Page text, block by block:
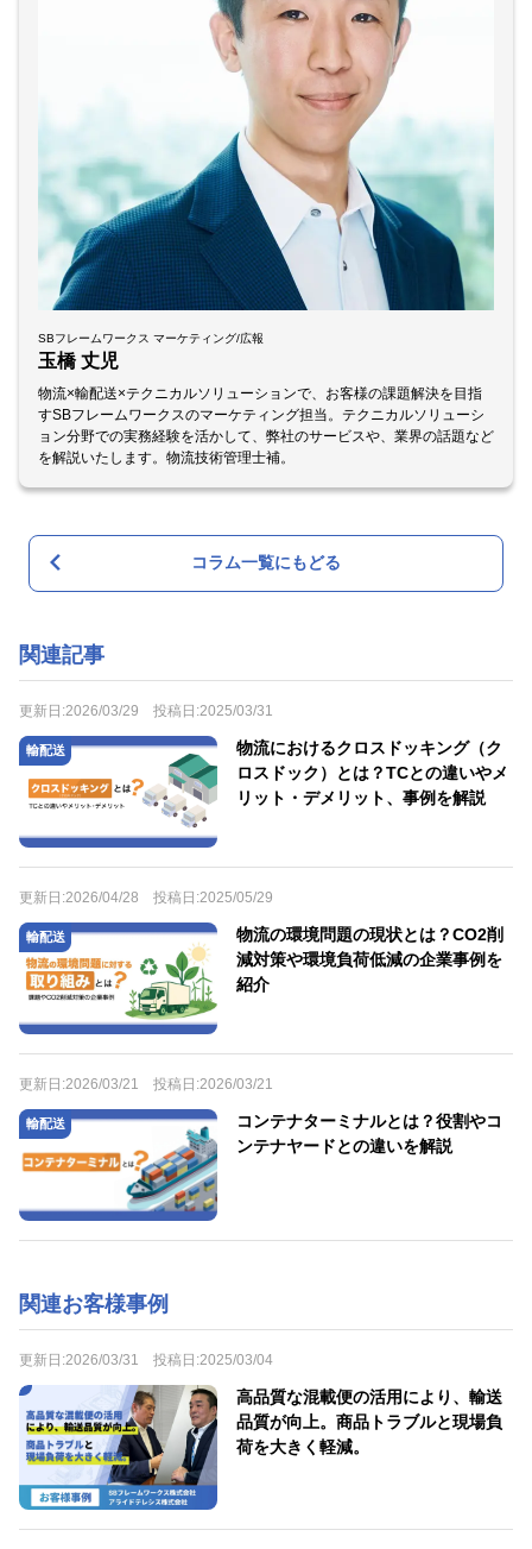
SBフレームワークス マーケティング/広報
玉橋 丈児
物流×輸配送×テクニカルソリューションで、お客様の課題解決を目指
すSBフレームワークスのマーケティング担当。テクニカルソリューシ
ョン分野での実務経験を活かして、弊社のサービスや、業界の話題など
を解説いたします。物流技術管理士補。
コラム一覧にもどる
関連記事
更新日:2026/03/29 投稿日:2025/03/31
輸配送
物流におけるクロスドッキング（ク
ロスドック）とは？TCとの違いやメ
リット・デメリット、事例を解説
更新日:2026/04/28 投稿日:2025/05/29
輸配送
物流の環境問題の現状とは？CO2削
減対策や環境負荷低減の企業事例を
紹介
更新日:2026/03/21 投稿日:2026/03/21
輸配送
コンテナターミナルとは？役割やコ
ンテナヤードとの違いを解説
関連お客様事例
更新日:2026/03/31 投稿日:2025/03/04
高品質な混載便の活用により、輸送
品質が向上。商品トラブルと現場負
荷を大きく軽減。